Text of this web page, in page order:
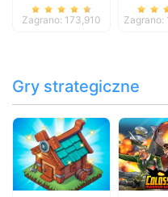
Zagrano: 173,910 Zagrano:
Gry strategiczne